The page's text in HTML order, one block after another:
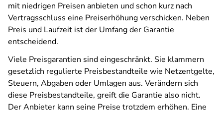
mit niedrigen Preisen anbieten und schon kurz nach
Vertragsschluss eine Preiserhöhung verschicken. Neben
Preis und Laufzeit ist der Umfang der Garantie
entscheidend.
Viele Preisgarantien sind eingeschränkt. Sie klammern
gesetzlich regulierte Preisbestandteile wie Netzentgelte,
Steuern, Abgaben oder Umlagen aus. Verändern sich
diese Preisbestandteile, greift die Garantie also nicht.
Der Anbieter kann seine Preise trotzdem erhöhen. Eine